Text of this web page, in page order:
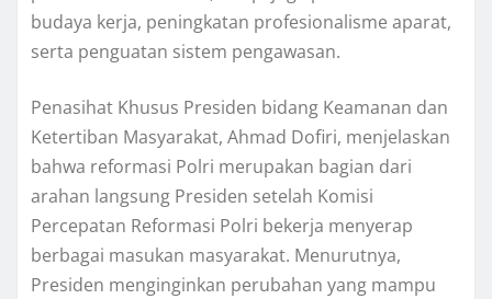
budaya kerja, peningkatan profesionalisme aparat,
serta penguatan sistem pengawasan.
Penasihat Khusus Presiden bidang Keamanan dan
Ketertiban Masyarakat, Ahmad Dofiri, menjelaskan
bahwa reformasi Polri merupakan bagian dari
arahan langsung Presiden setelah Komisi
Percepatan Reformasi Polri bekerja menyerap
berbagai masukan masyarakat. Menurutnya,
Presiden menginginkan perubahan yang mampu